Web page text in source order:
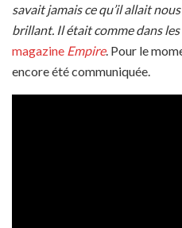
savait jamais ce qu’il allait
brillant. Il était comme dans les
magazine Empire. Pour le
encore été communiquée.